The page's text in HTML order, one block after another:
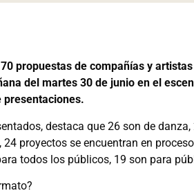
propuestas de compañías y
del martes 30 de junio en el
presentaciones.
destaca que 26 son de
proyectos se encuentran en
todos los públicos, 19 son para